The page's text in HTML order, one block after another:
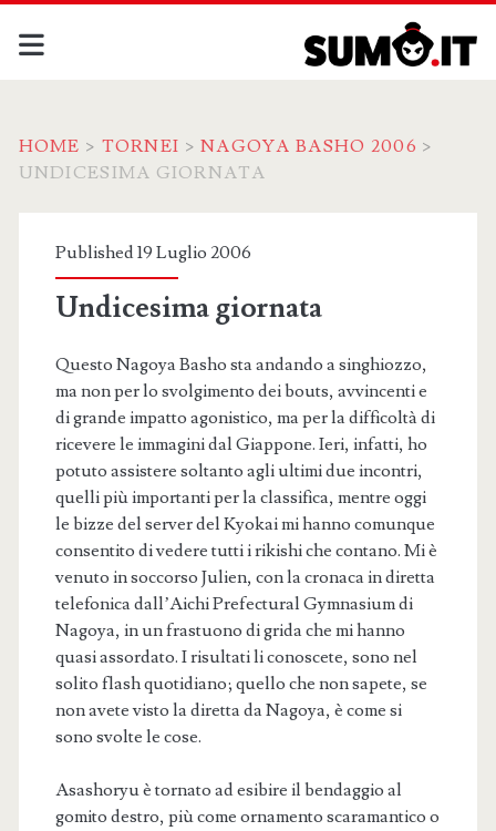
HOME > TORNEI >NAGOYA BASHO 2006 >
UNDICESIMA GIORNATA
Published 19 Luglio 2006
Undicesima giornata
Questo Nagoya Basho sta andando a singhiozzo,
ma non per lo svolgimento dei bouts, avvincenti e
di grande impatto agonistico, ma per la difficoltà di
ricevere le immagini dal Giappone. Ieri, infatti, ho
potuto assistere soltanto agli ultimi due incontri,
quelli più importanti per la classifica, mentre oggi
le bizze del server del Kyokai mi hanno comunque
consentito di vedere tutti i rikishi che contano. Mi è
venuto in soccorso Julien, con la cronaca in diretta
telefonica dall’Aichi Prefectural Gymnasium di
Nagoya, in un frastuono di grida che mi hanno
quasi assordato. I risultati li conoscete, sono nel
solito flash quotidiano; quello che non sapete, se
non avete visto la diretta da Nagoya, è come si
sono svolte le cose.
Asashoryu è tornato ad esibire il bendaggio al
gomito destro, più come ornamento scaramantico o